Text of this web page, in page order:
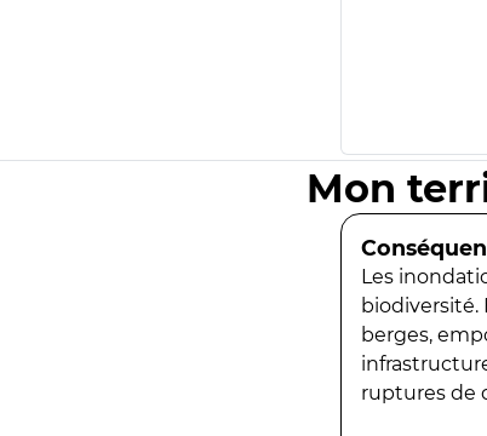
Mon
Les
biodiversité.
berges,
ruptures de